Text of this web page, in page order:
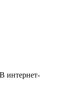
интернет-